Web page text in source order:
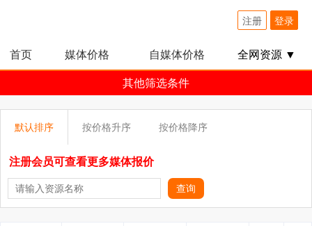
注册 登录
首页 媒体价格 自媒体价格 全网资源 ▼
其他筛选条件
默认排序 按价格升序 按价格降序
注册会员可查看更多媒体报价